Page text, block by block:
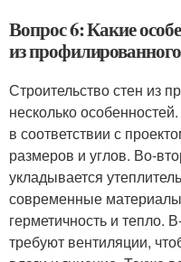
Вопрос 6: Какие
из
Строительство стен из
несколько
в соответствии с
размеров и углов. Во-
укладывается
современные
герметичность и тепло.
требуют вентиляции,